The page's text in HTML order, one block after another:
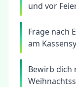
und vor
Frage nach
am
Bewirb dich